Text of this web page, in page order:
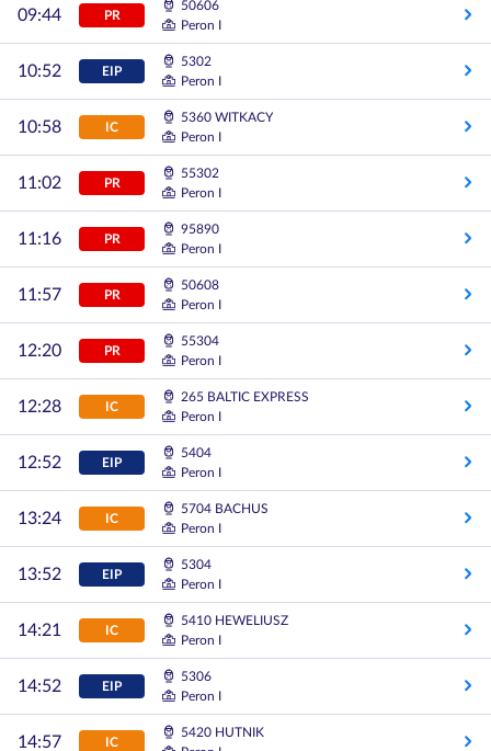
09:44 PR
50606
Peron I
10:52 EIP
5302
Peron I
10:58 IC
5360 WITKACY
Peron I
11:02 PR
55302
Peron I
11:16 PR
95890
Peron I
11:57 PR
50608
Peron I
12:20 PR
55304
Peron I
12:28 IC
265 BALTIC EXPRESS
Peron I
12:52 EIP
5404
Peron I
13:24 IC
5704 BACHUS
Peron I
13:52 EIP
5304
Peron I
14:21 IC
5410 HEWELIUSZ
Peron I
14:52 EIP
5306
Peron I
14:57 IC
5420 HUTNIK